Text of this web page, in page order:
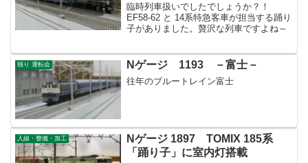
臨時列車扱いでしたでしょうか？！
EF58-62 と 14系特急客車が担当する踊り
子がありました。贅沢な列車ですよね～
独り 運転会 Nゲージ 1193 －富士－
往年のブルートレイン富士
入線・整備・加工
Nゲージ 1897 TOMIX 185系
「踊り子」に室内灯搭載